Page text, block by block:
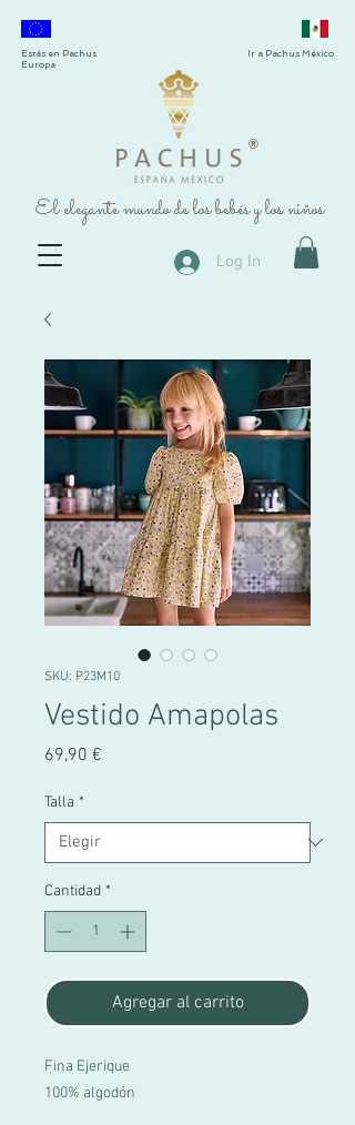
®
El elegante mundo de los bebés y los niños
Estás en Pachus
Europa
Ir a Pachus México
Log In
SKU: P23M10
Vestido Amapolas
69,90 €
Talla *
Cantidad *
Agregar al carrito
Fina Ejerique
100% algodón